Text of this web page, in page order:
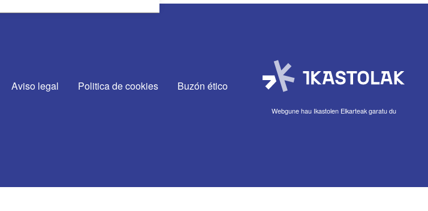
Aviso legal Politica de cookies Buzón ético
Webgune hau Ikastolen Elkarteak garatu du